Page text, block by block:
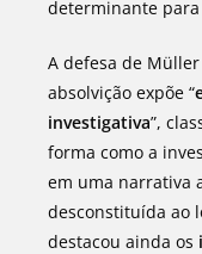
determinante
A defesa de
absolvição expõe “
investigativa”,
forma como a
em uma narrativa
desconstituída ao
destacou ainda os